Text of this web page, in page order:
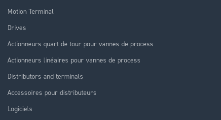
Motion Terminal
Drives
Actionneurs quart de tour pour vannes de process
Actionneurs linéaires pour vannes de process
Distributors and terminals
Accessoires pour distributeurs
Logiciels